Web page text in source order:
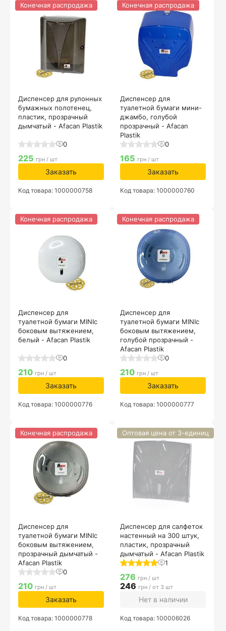
Диспенсер для рулонных
бумажных полотенец,
пластик, прозрачный
дымчатый - Afacan Plastik
0
Конечная распродажа
225 грн / шт
Заказать
Код товара: 1000000758
Диспенсер для
туалетной бумаги мини-
джамбо, голубой
прозрачный - Afacan
Plastik
0
Конечная распродажа
165 грн / шт
Заказать
Код товара: 1000000760
Диспенсер для
туалетной бумаги MINIс
боковым вытяжением,
белый - Afacan Plastik
0
Конечная распродажа
210 грн / шт
Заказать
Код товара: 1000000776
Диспенсер для
туалетной бумаги MINIс
боковым вытяжением,
голубой прозрачный -
Afacan Plastik
0
Конечная распродажа
210 грн / шт
Заказать
Код товара: 1000000777
Диспенсер для
туалетной бумаги MINIс
боковым вытяжением,
прозрачный дымчатый -
Afacan Plastik
0
Конечная распродажа
210 грн / шт
Заказать
Код товара: 1000000778
Диспенсер для салфеток
настенный на 300 штук,
пластик, прозрачный
дымчатый - Afacan Plastik
1
Оптовая цена от 3-единиц
276 грн / шт
246 грн / от 3 шт
Нет в наличии
Код товара: 100006026